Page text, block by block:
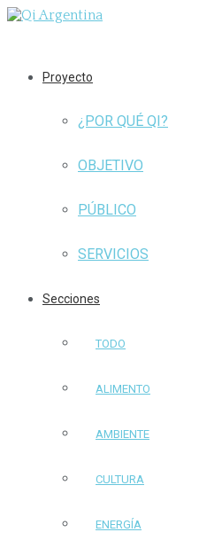
Proyecto
¿POR QUÉ QI?
OBJETIVO
PÚBLICO
SERVICIOS
Secciones
TODO
ALIMENTO
AMBIENTE
CULTURA
ENERGÍA